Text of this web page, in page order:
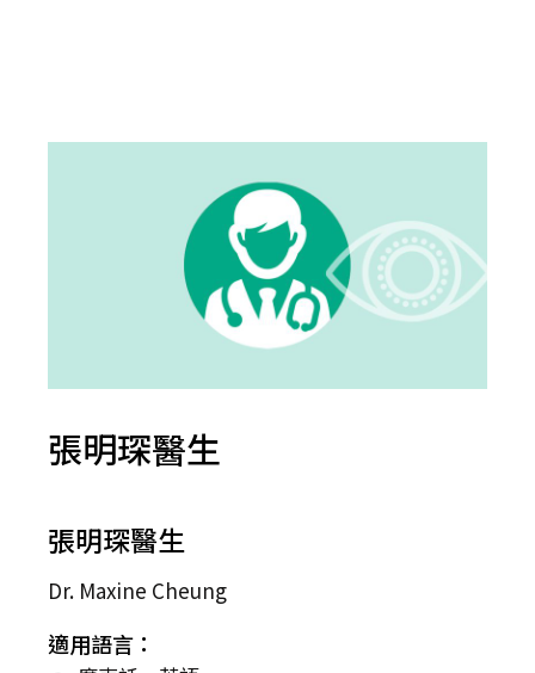
張明琛醫生
張明琛醫生
Dr. Maxine Cheung
適用語言：